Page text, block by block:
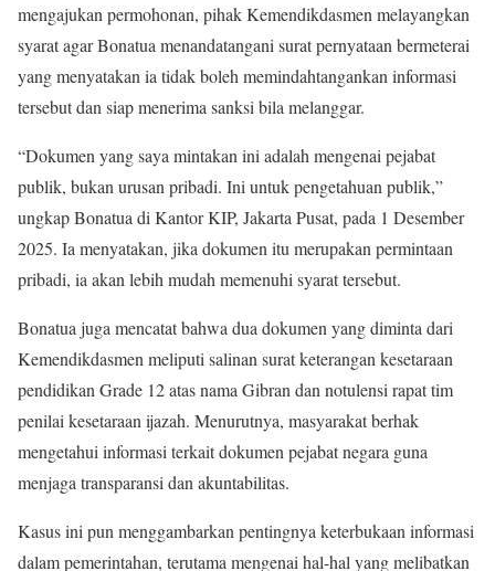
mengajukan permohonan, pihak Kemendikdasmen melayangkan
syarat agar Bonatua menandatangani surat pernyataan bermeterai
yang menyatakan ia tidak boleh memindahtangankan informasi
tersebut dan siap menerima sanksi bila melanggar.
“Dokumen yang saya mintakan ini adalah mengenai pejabat
publik, bukan urusan pribadi. Ini untuk pengetahuan publik,”
ungkap Bonatua di Kantor KIP, Jakarta Pusat, pada 1 Desember
2025. Ia menyatakan, jika dokumen itu merupakan permintaan
pribadi, ia akan lebih mudah memenuhi syarat tersebut.
Bonatua juga mencatat bahwa dua dokumen yang diminta dari
Kemendikdasmen meliputi salinan surat keterangan kesetaraan
pendidikan Grade 12 atas nama Gibran dan notulensi rapat tim
penilai kesetaraan ijazah. Menurutnya, masyarakat berhak
mengetahui informasi terkait dokumen pejabat negara guna
menjaga transparansi dan akuntabilitas.
Kasus ini pun menggambarkan pentingnya keterbukaan informasi
dalam pemerintahan, terutama mengenai hal-hal yang melibatkan